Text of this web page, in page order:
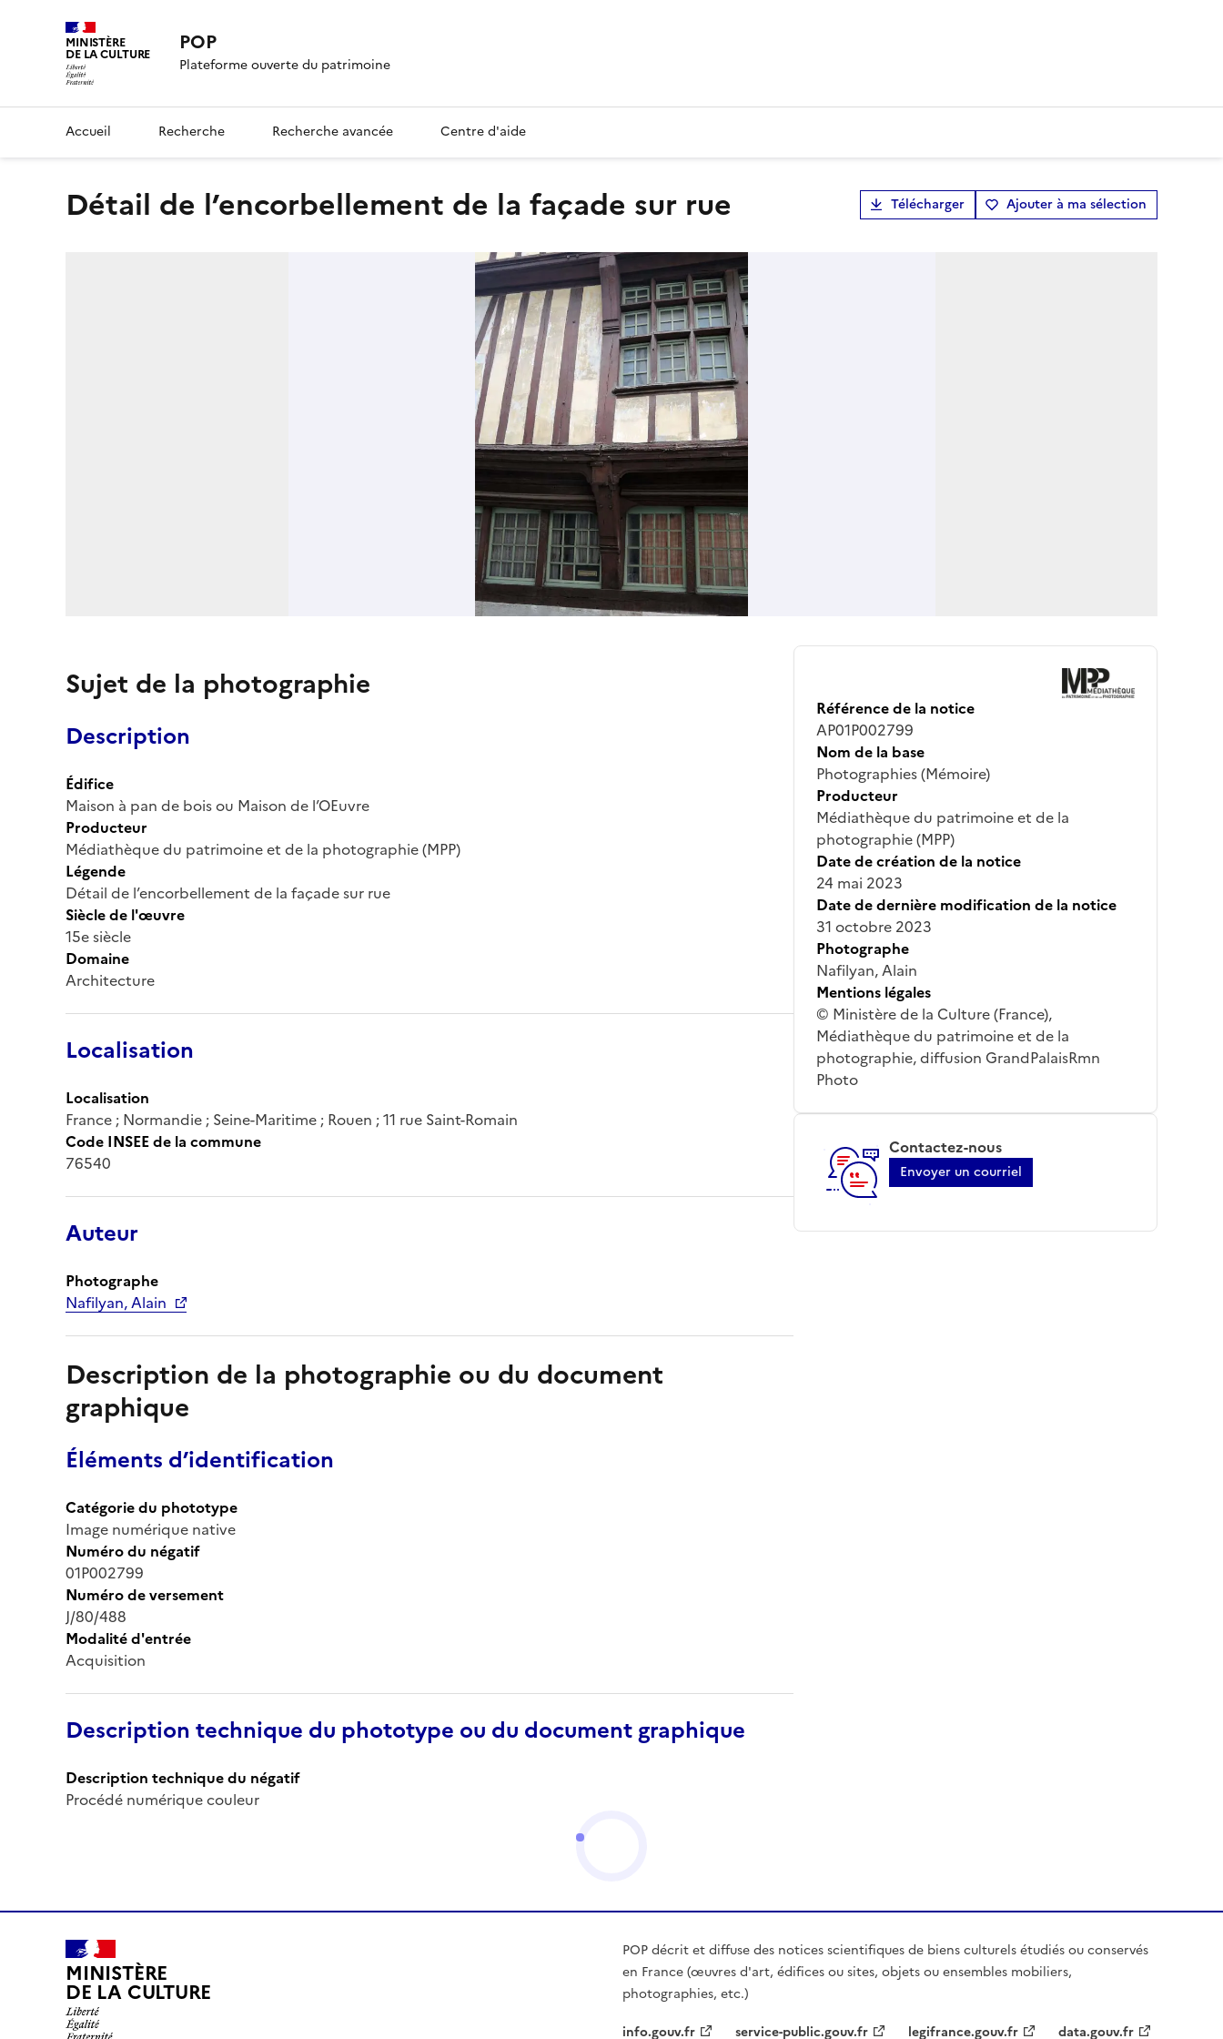
MINISTÈRE
DE LA CULTURE POP
Plateforme ouverte du patrimoine
Accueil Recherche Recherche avancée Centre d'aide
Détail de l’encorbellement de la façade sur rue Télécharger Ajouter à ma sélection
Sujet de la photographie
Description
Édifice
Maison à pan de bois ou Maison de l’OEuvre
Producteur
Médiathèque du patrimoine et de la photographie (MPP)
Légende
Détail de l’encorbellement de la façade sur rue
Siècle de l'œuvre
15e siècle
Domaine
Architecture
Localisation
Localisation
France ; Normandie ; Seine-Maritime ; Rouen ; 11 rue Saint-Romain
Code INSEE de la commune
76540
Auteur
Photographe
Nafilyan, Alain
Description de la photographie ou du document
graphique
Éléments d’identification
Catégorie du phototype
Image numérique native
Numéro du négatif
01P002799
Numéro de versement
J/80/488
Modalité d'entrée
Acquisition
Description technique du phototype ou du document graphique
Description technique du négatif
Procédé numérique couleur
Référence de la notice
AP01P002799
Nom de la base
Photographies (Mémoire)
Producteur
Médiathèque du patrimoine et de la
photographie (MPP)
Date de création de la notice
24 mai 2023
Date de dernière modification de la notice
31 octobre 2023
Photographe
Nafilyan, Alain
Mentions légales
© Ministère de la Culture (France),
Médiathèque du patrimoine et de la
photographie, diffusion GrandPalaisRmn
Photo
Contactez-nous
Envoyer un courriel
MINISTÈRE
DE LA CULTURE
POP décrit et diffuse des notices scientifiques de biens culturels étudiés ou conservés
en France (œuvres d'art, édifices ou sites, objets ou ensembles mobiliers,
photographies, etc.)
info.gouv.fr
service-public.gouv.fr legifrance.gouv.fr data.gouv.fr